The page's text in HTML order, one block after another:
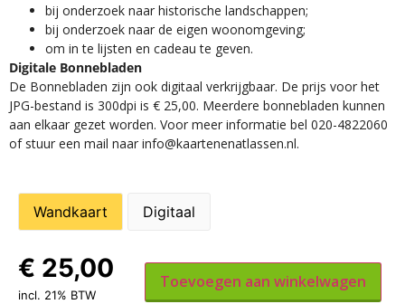
​bij onderzoek naar historische landschappen;
bij onderzoek naar de eigen woonomgeving;
om in te lijsten en cadeau te geven.
Digitale Bonnebladen
De Bonnebladen zijn ook digitaal verkrijgbaar. De prijs voor het
JPG-bestand is 300dpi is € 25,00. Meerdere bonnebladen kunnen
aan elkaar gezet worden. Voor meer informatie bel 020-4822060
of stuur een mail naar info@kaartenenatlassen.nl.
Wandkaart Digitaal
€ 25,00
incl. 21% BTW
Toevoegen aan winkelwagen